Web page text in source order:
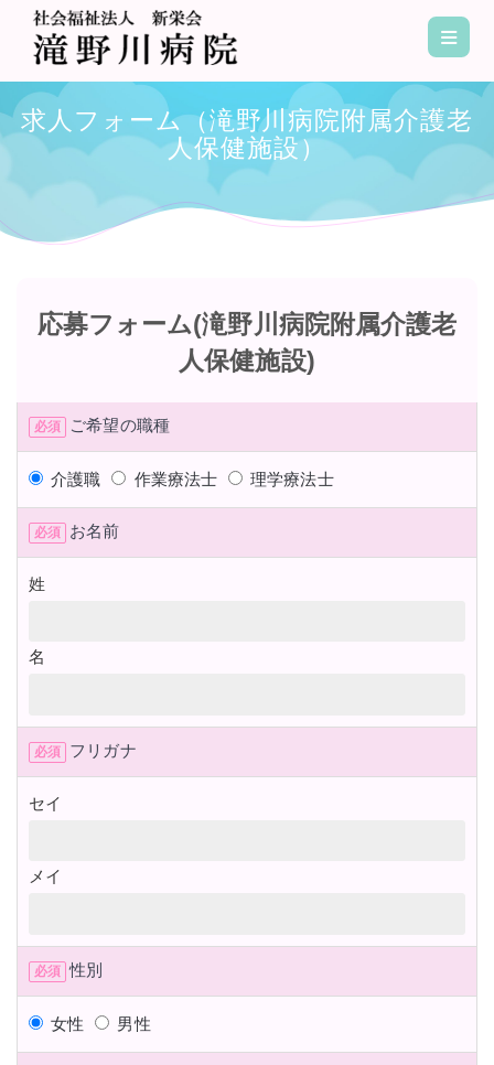
ツ
へ
求人フォーム（滝野川病院附属介護老
人保健施設）
応募フォーム(滝野川病院附属介護老
人保健施設)
必須 ご希望の職種
介護職 作業療法士 理学療法士
必須 お名前
姓
名
必須 フリガナ
セイ
メイ
必須 性別
女性 男性